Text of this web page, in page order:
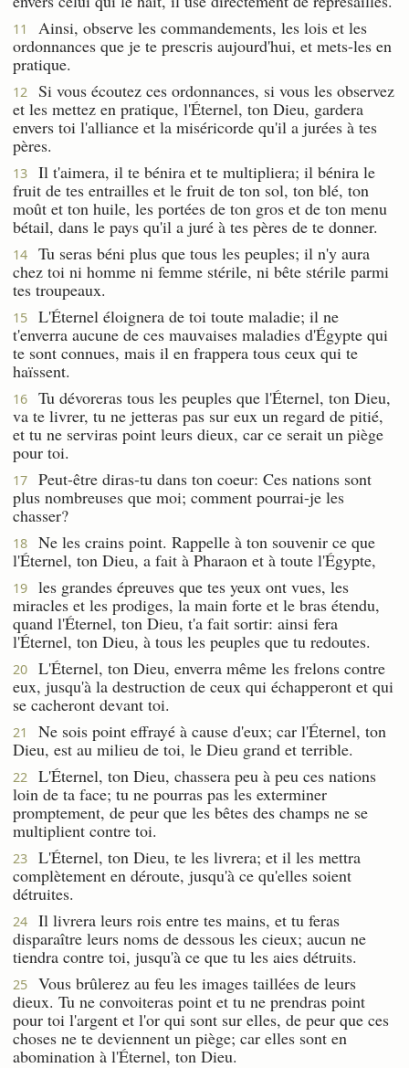
11
Ainsi, observe les commandements, les lois et les
ordonnances que je te prescris aujourd'hui, et mets-les en
pratique.
12
Si vous écoutez ces ordonnances, si vous les observez
et les mettez en pratique, l'Éternel, ton Dieu, gardera
envers toi l'alliance et la miséricorde qu'il a jurées à tes
pères.
13
Il t'aimera, il te bénira et te multipliera; il bénira le
fruit de tes entrailles et le fruit de ton sol, ton blé, ton
moût et ton huile, les portées de ton gros et de ton menu
bétail, dans le pays qu'il a juré à tes pères de te donner.
14
Tu seras béni plus que tous les peuples; il n'y aura
chez toi ni homme ni femme stérile, ni bête stérile parmi
tes troupeaux.
15
L'Éternel éloignera de toi toute maladie; il ne
t'enverra aucune de ces mauvaises maladies d'Égypte qui
te sont connues, mais il en frappera tous ceux qui te
haïssent.
16
Tu dévoreras tous les peuples que l'Éternel, ton Dieu,
va te livrer, tu ne jetteras pas sur eux un regard de pitié,
et tu ne serviras point leurs dieux, car ce serait un piège
pour toi.
17
Peut-être diras-tu dans ton coeur: Ces nations sont
plus nombreuses que moi; comment pourrai-je les
chasser?
18
Ne les crains point. Rappelle à ton souvenir ce que
l'Éternel, ton Dieu, a fait à Pharaon et à toute l'Égypte,
19
les grandes épreuves que tes yeux ont vues, les
miracles et les prodiges, la main forte et le bras étendu,
quand l'Éternel, ton Dieu, t'a fait sortir: ainsi fera
l'Éternel, ton Dieu, à tous les peuples que tu redoutes.
20
L'Éternel, ton Dieu, enverra même les frelons contre
eux, jusqu'à la destruction de ceux qui échapperont et qui
se cacheront devant toi.
21
Ne sois point effrayé à cause d'eux; car l'Éternel, ton
Dieu, est au milieu de toi, le Dieu grand et terrible.
22
L'Éternel, ton Dieu, chassera peu à peu ces nations
loin de ta face; tu ne pourras pas les exterminer
promptement, de peur que les bêtes des champs ne se
multiplient contre toi.
23
L'Éternel, ton Dieu, te les livrera; et il les mettra
complètement en déroute, jusqu'à ce qu'elles soient
détruites.
24
Il livrera leurs rois entre tes mains, et tu feras
disparaître leurs noms de dessous les cieux; aucun ne
tiendra contre toi, jusqu'à ce que tu les aies détruits.
25
Vous brûlerez au feu les images taillées de leurs
dieux. Tu ne convoiteras point et tu ne prendras point
pour toi l'argent et l'or qui sont sur elles, de peur que ces
choses ne te deviennent un piège; car elles sont en
abomination à l'Éternel, ton Dieu.